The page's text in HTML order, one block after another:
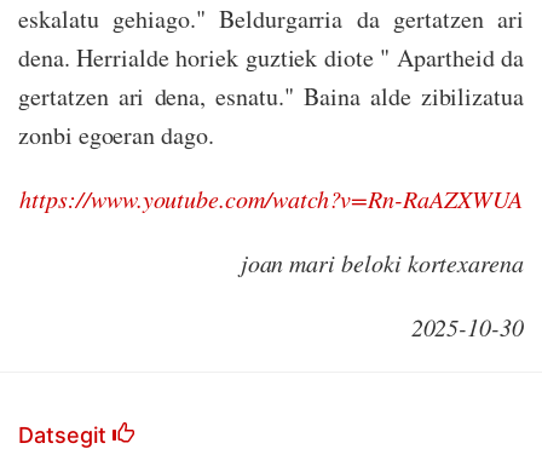
eskalatu gehiago." Beldurgarria da gertatzen ari
dena. Herrialde horiek guztiek diote " Apartheid da
gertatzen ari dena, esnatu." Baina alde zibilizatua
zonbi egoeran dago.
https://www.youtube.com/watch?v=Rn-RaAZXWUA
joan mari beloki kortexarena
2025-10-30
Datsegit